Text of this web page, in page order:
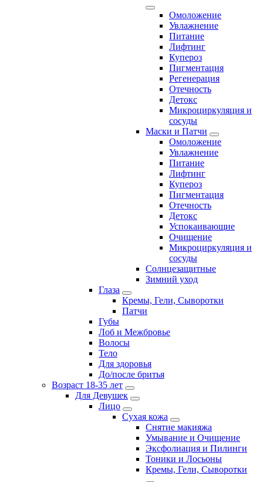
Омоложение
Увлажнение
Питание
Лифтинг
Купероз
Пигментация
Регенерация
Отечность
Детокс
Микроциркуляция и
сосуды
Маски и Патчи
Омоложение
Увлажнение
Питание
Лифтинг
Купероз
Пигментация
Отечность
Детокс
Успокаивающие
Очищение
Микроциркуляция и
сосуды
Солнцезащитные
Зимний уход
Глаза
Кремы, Гели, Сыворотки
Патчи
Губы
Лоб и Межбровье
Волосы
Тело
Для здоровья
До/после бритья
Возраст 18-35 лет
Для Девушек
Лицо
Сухая кожа
Снятие макияжа
Умывание и Очищение
Эксфолиация и Пилинги
Тоники и Лосьоны
Кремы, Гели, Сыворотки